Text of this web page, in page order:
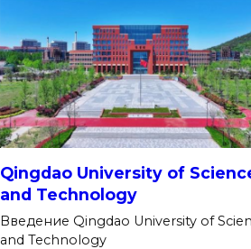
Qingdao University of
and Technology
Введение Qingdao University of
and Technology